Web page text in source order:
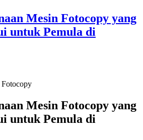
Mesin Fotocopy yang
untuk Pemula di
Fotocopy
Mesin Fotocopy yang
untuk Pemula di